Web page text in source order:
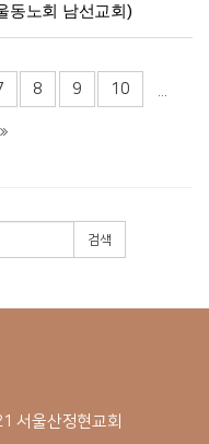
동노회 남선교회)
8 9 10
검색
서울산정현교회